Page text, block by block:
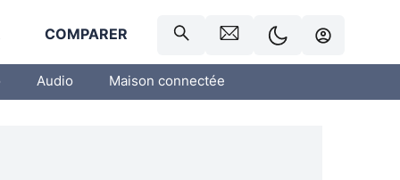
COMPARER
Audio Maison connectée